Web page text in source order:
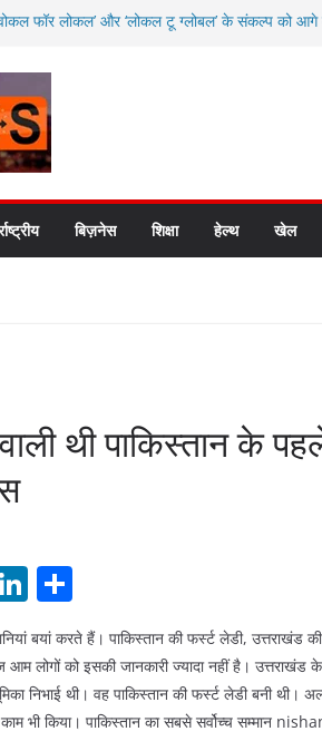
फॉर लोकल’ और ‘लोकल टू ग्लोबल’ के संकल्प को आगे
दो दिनों में भारी से बहुत भारी वर्षा की संभावना, अलर्ट!
रोजगार, शिक्षा, श्रमिक हित और आधारभूत
के ऐतिहासिक फैसले
बिज़नेस शिक्षा हेल्थ खेल
थी पाकिस्तान के
el
Li
n
k
e
dI
h
ar
e
बयां करते हैं। पाकिस्तान की फर्स्ट लेडी, उत्तराखंड
लोगों को इसकी जानकारी ज्यादा नहीं है। उत्तराखंड
निभाई थी। वह पाकिस्तान की फर्स्ट लेडी बनी थी।
काम भी किया। पाकिस्तान का सबसे सर्वोच्च सम्मान